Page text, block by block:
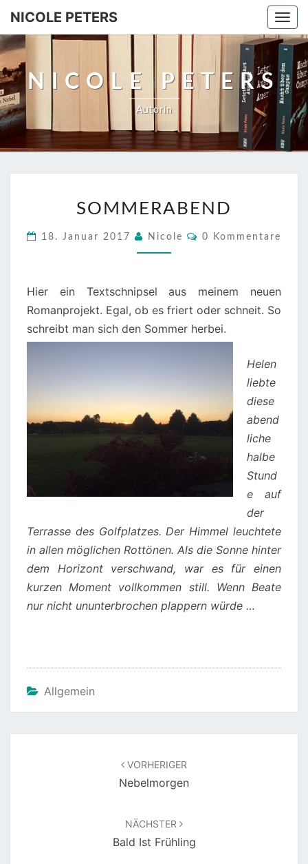
NICOLE PETERS
NICOLE PETERS
Autorin
SOMMERABEND
18. Januar 2017 Nicole Kommentare
0 Kommentare
Hier ein Textschnipsel aus meinem neuen
Romanprojekt. Egal, ob es friert oder schneit. So
schreibt man sich den Sommer herbei.
Helen
liebte
diese
abend
liche
halbe
Stund
e auf
der
Terrasse des Golfplatzes. Der Himmel leuchtete
in allen möglichen Rottönen. Als die Sonne hinter
dem Horizont verschwand, war es für einen
kurzen Moment vollkommen still. Wenn Beate
nur nicht ununterbrochen plappern würde …
Allgemein
VORHERIGER
Nebelmorgen
NÄCHSTER
Bald Ist Frühling